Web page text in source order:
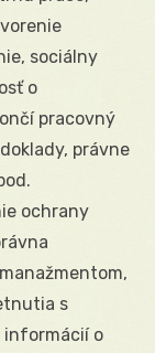
sociálny
o
pracovný
právne
ochrany
s
informácií o